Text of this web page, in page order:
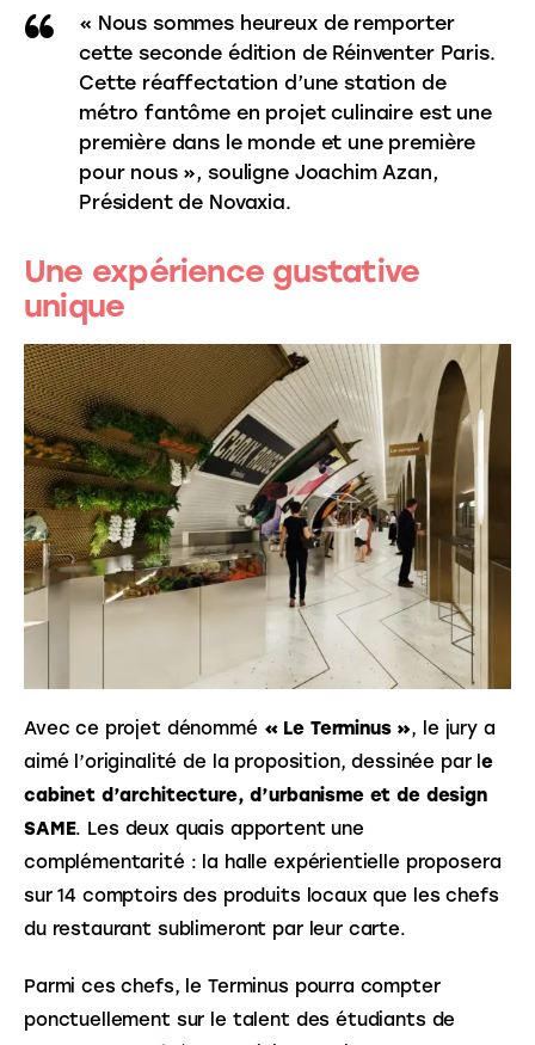
« Nous sommes heureux de remporter
cette seconde édition de Réinventer Paris.
Cette réaffectation d’une station de
métro fantôme en projet culinaire est une
première dans le monde et une première
pour nous », souligne Joachim Azan,
Président de Novaxia.
Une expérience gustative
unique
Avec ce projet dénommé « Le Terminus », le jury a
aimé l’originalité de la proposition, dessinée par le
cabinet d’architecture, d’urbanisme et de design
SAME. Les deux quais apportent une
complémentarité : la halle expérientielle proposera
sur 14 comptoirs des produits locaux que les chefs
du restaurant sublimeront par leur carte.
Parmi ces chefs, le Terminus pourra compter
ponctuellement sur le talent des étudiants de